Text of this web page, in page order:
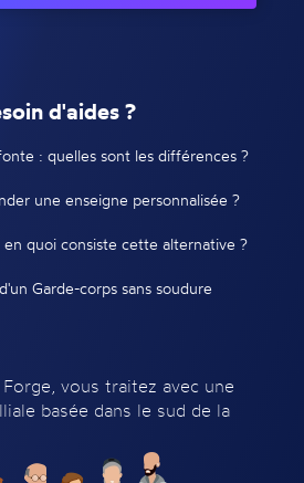
d'aides ?
: quelles sont les différences ?
une enseigne personnalisée ?
quoi consiste cette alternative ?
Garde-corps sans soudure
vous traitez avec une
basée dans le sud de la